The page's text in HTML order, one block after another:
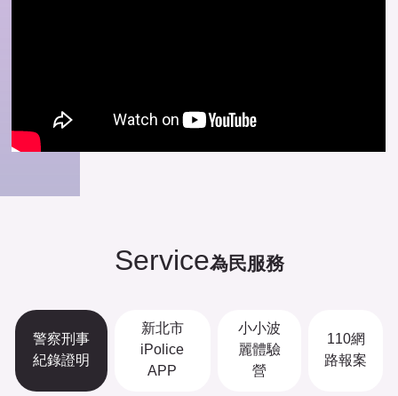
Service為民服務
警察刑事
紀錄證明
新北市
iPolice
APP
小小波
麗體驗
營
110網
路報案